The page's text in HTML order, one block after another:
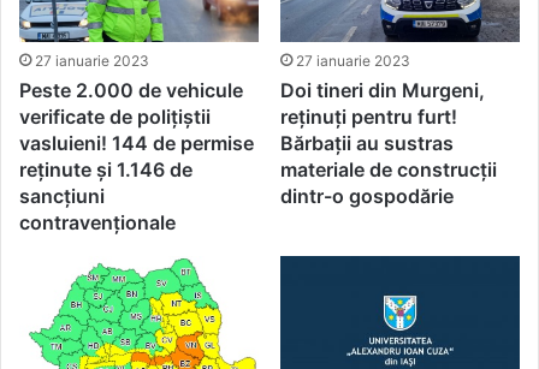
27 ianuarie 2023
Peste 2.000 de vehicule
verificate de polițiștii
vasluieni! 144 de permise
reținute și 1.146 de
sancțiuni
contravenționale
27 ianuarie 2023
Doi tineri din Murgeni,
reținuți pentru furt!
Bărbații au sustras
materiale de construcții
dintr-o gospodărie